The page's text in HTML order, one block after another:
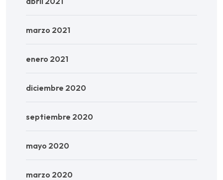
marzo 2021
enero 2021
diciembre 2020
septiembre 2020
mayo 2020
marzo 2020